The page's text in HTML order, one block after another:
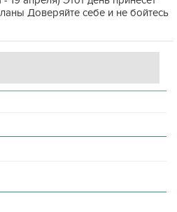
Доверяйте себе и не бойтесь